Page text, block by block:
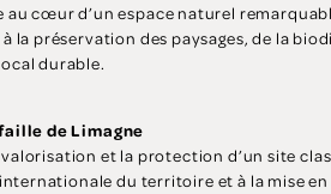
au cœur d’un espace naturel
la préservation des paysages, de la
durable.
faille de Limagne
et la protection d’un site
du territoire et à la mise